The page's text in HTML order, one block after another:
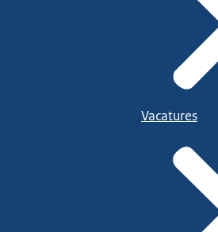
Vacatures